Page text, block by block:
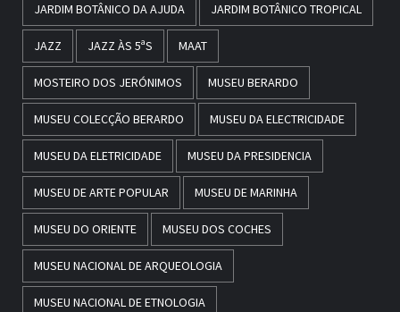
JARDIM BOTÂNICO DA AJUDA JARDIM BOTÂNICO TROPICAL
JAZZ JAZZ ÀS 5ªS MAAT
MOSTEIRO DOS JERÓNIMOS MUSEU BERARDO
MUSEU COLECÇÃO BERARDO MUSEU DA ELECTRICIDADE
MUSEU DA ELETRICIDADE MUSEU DA PRESIDENCIA
MUSEU DE ARTE POPULAR MUSEU DE MARINHA
MUSEU DO ORIENTE MUSEU DOS COCHES
MUSEU NACIONAL DE ARQUEOLOGIA
MUSEU NACIONAL DE ETNOLOGIA